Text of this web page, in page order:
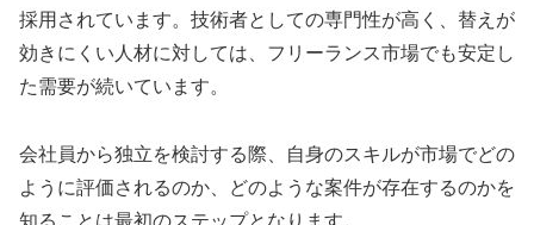
採用されています。技術者としての専門性が高く、替えが
効きにくい人材に対しては、フリーランス市場でも安定し
た需要が続いています。
会社員から独立を検討する際、自身のスキルが市場でどの
ように評価されるのか、どのような案件が存在するのかを
知ることは最初のステップとなります。